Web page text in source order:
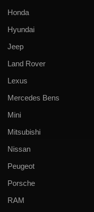
Honda
Hyundai
Jeep
Land Rover
Lexus
Mercedes Bens
Mini
Mitsubishi
Nissan
Peugeot
Porsche
RAM